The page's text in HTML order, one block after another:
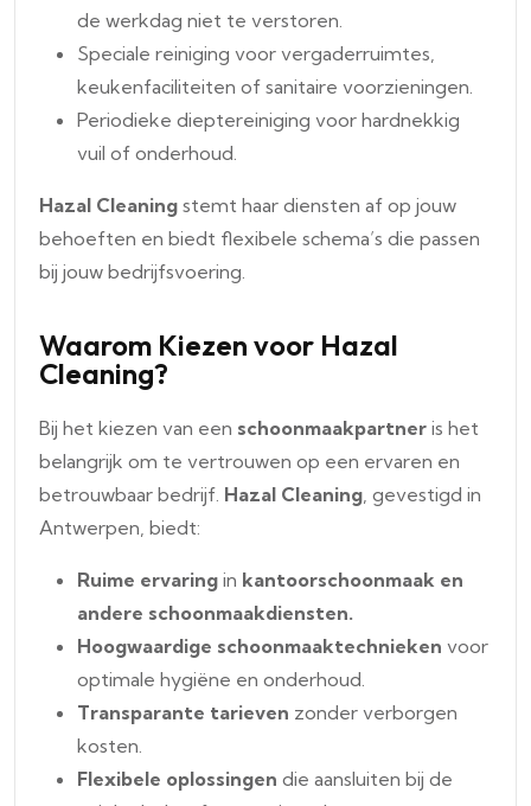
de werkdag niet te verstoren.
Speciale reiniging voor vergaderruimtes,
keukenfaciliteiten of sanitaire voorzieningen.
Periodieke dieptereiniging voor hardnekkig
vuil of onderhoud.
Hazal Cleaning stemt haar diensten af op jouw
behoeften en biedt flexibele schema’s die passen
bij jouw bedrijfsvoering.
Waarom Kiezen voor Hazal
Cleaning?
Bij het kiezen van een schoonmaakpartner is het
belangrijk om te vertrouwen op een ervaren en
betrouwbaar bedrijf. Hazal Cleaning , gevestigd in
Antwerpen, biedt:
Ruime ervaring in kantoorschoonmaak en
andere schoonmaakdiensten.
Hoogwaardige schoonmaaktechnieken voor
optimale hygiëne en onderhoud.
Transparante tarieven zonder verborgen
kosten.
Flexibele oplossingen die aansluiten bij de